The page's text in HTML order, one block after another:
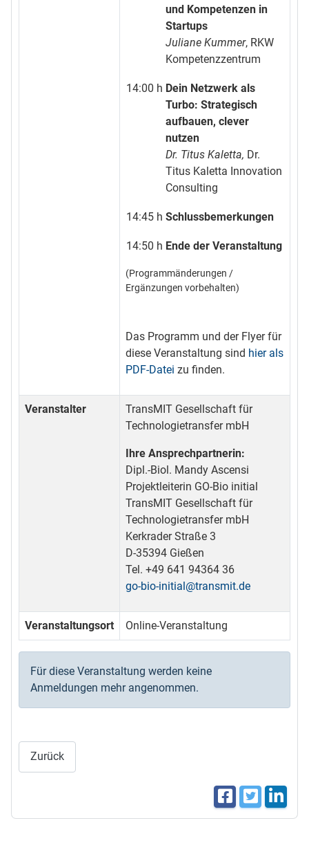
und Kompetenzen in
Startups
Juliane Kummer, RKW
Kompetenzzentrum
14:00 h Dein Netzwerk als
Turbo: Strategisch
aufbauen, clever
nutzen
Dr. Titus Kaletta, Dr.
Titus Kaletta Innovation
Consulting
14:45 h Schlussbemerkungen
14:50 h Ende der Veranstaltung
(Programmänderungen /
Ergänzungen vorbehalten)
Das Programm und der Flyer für
diese Veranstaltung sind hier als
PDF-Datei zu finden.
Veranstalter
TransMIT Gesellschaft für
Technologietransfer mbH
Ihre Ansprechpartnerin:
Dipl.-Biol. Mandy Ascensi
Projektleiterin GO-Bio initial
TransMIT Gesellschaft für
Technologietransfer mbH
Kerkrader Straße 3
D-35394 Gießen
Tel. +49 641 94364 36
go-bio-initial@transmit.de
Veranstaltungsort Online-Veranstaltung
Für diese Veranstaltung werden keine
Anmeldungen mehr angenommen.
Zurück